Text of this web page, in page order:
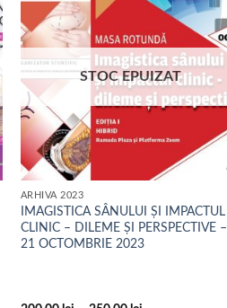
STOC EPUIZAT
ARHIVA 2023
IMAGISTICA SÂNULUI ȘI IMPACTUL
CLINIC – DILEME ȘI PERSPECTIVE –
21 OCTOMBRIE 2023